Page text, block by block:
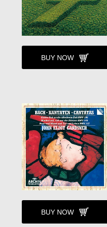
BUY NOW
BUY NOW